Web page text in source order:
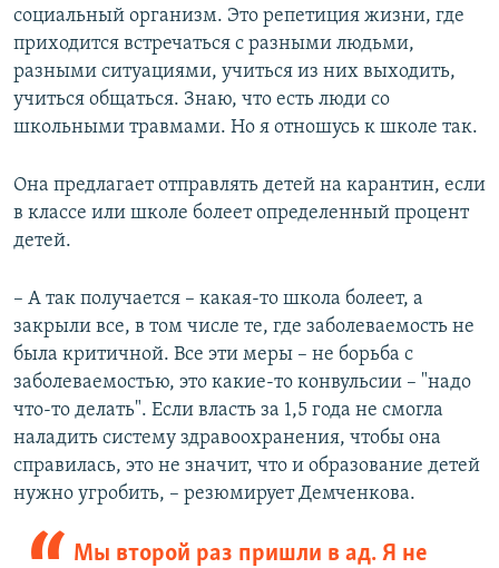
социальный организм. Это репетиция жизни, где
приходится встречаться с разными людьми,
разными ситуациями, учиться из них выходить,
учиться общаться. Знаю, что есть люди со
школьными травмами. Но я отношусь к школе так.
Она предлагает отправлять детей на карантин, если
в классе или школе болеет определенный процент
детей.
– А так получается – какая-то школа болеет, а
закрыли все, в том числе те, где заболеваемость не
была критичной. Все эти меры – не борьба с
заболеваемостью, это какие-то конвульсии – "надо
что-то делать". Если власть за 1,5 года не смогла
наладить систему здравоохранения, чтобы она
справилась, это не значит, что и образование детей
нужно угробить, – резюмирует Демченкова.
Мы второй раз пришли в ад. Я не